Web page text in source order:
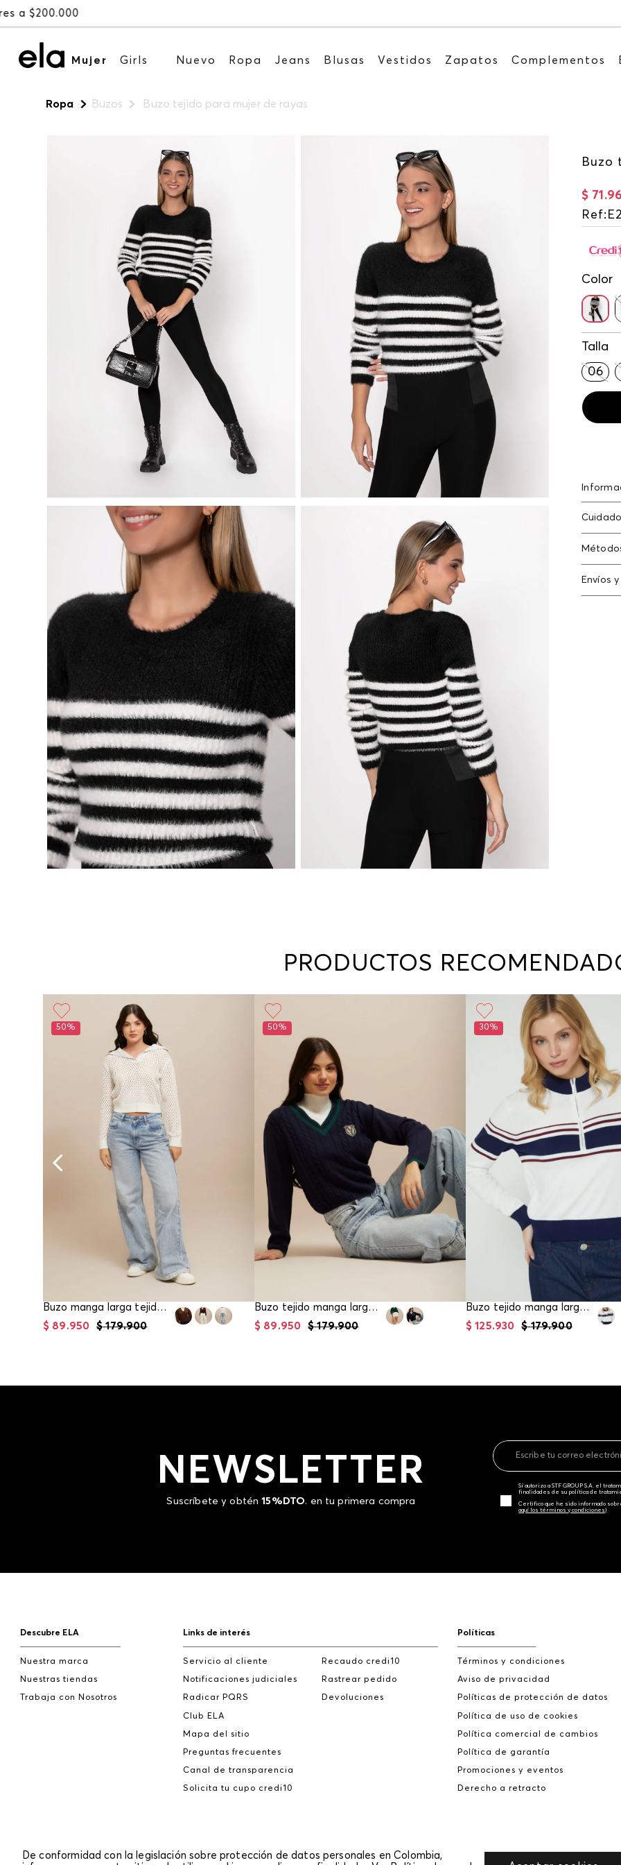
Mujer Girls Nuevo Ropa Jeans Blusas Vestidos Zapatos Complementos
Ropa Buzos Buzo tejido para mujer de rayas
Buzo
$ 71 .
Ref:
Color
Talla
06
Lavado
Otros:
Envíos
En
PRODUCTOS
50%
Buzo manga larga tejido para mujer
$ 179.900
$ 89.950
50%
Buzo tejido manga larga para mujer
$ 179.900
$ 89.950
30%
Buzo tejido manga larga para mujer
$ 179.900
$ 125.930
NEWSLETTER
Suscríbete y obtén15%DTO. en tu primera compra
Sí autorizo a STF GROUP S.A. el
finalidades de su política de
Certifico que he sido informado
aquí los términos y condiciones)
Descubre ELA
Nuestra marca
Nuestras tiendas
Trabaja con Nosotros
Links de interés
Servicio al cliente
Notificaciones judiciales
Radicar PQRS
Club ELA
Mapa del sitio
Preguntas frecuentes
Canal de transparencia
Solicita tu cupo credi10
Recaudo credi10
Rastrear pedido
Devoluciones
Políticas
Términos y condiciones
Aviso de privacidad
Políticas de protección de datos
Política de uso de cookies
Política comercial de cambios
Política de garantía
Promociones y eventos
Derecho a retracto
De conformidad con la legislación sobre protección de datos personales en Colombia,